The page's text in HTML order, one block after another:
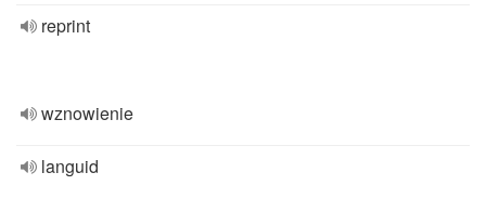
reprint
wznowienie
languid